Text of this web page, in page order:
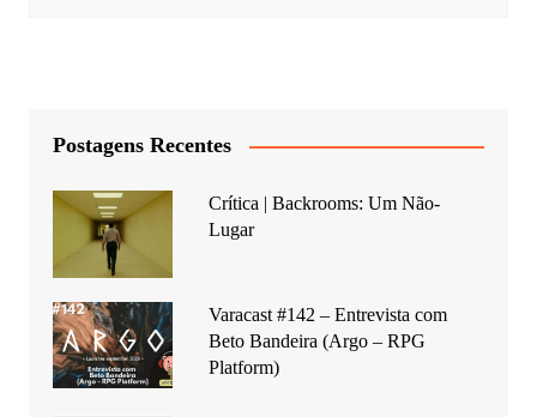
Postagens Recentes
Crítica | Backrooms: Um Não-
Lugar
Varacast #142 – Entrevista com
Beto Bandeira (Argo – RPG
Platform)